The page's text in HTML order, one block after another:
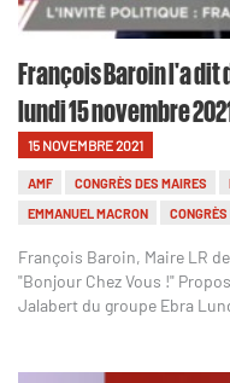
François Baroin l'a dit
lundi 15 novembre
15 NOVEMBRE 2021
AMF CONGRÈS DES MAIRES
EMMANUEL MACRON
CONGRÈS
François Baroin, Maire LR
"Bonjour Chez Vous !"
Jalabert du groupe Ebra